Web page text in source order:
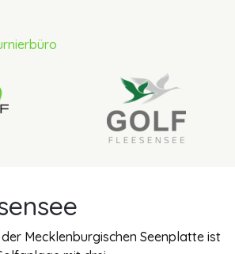
Mecklenburgischen Seenplatte ist